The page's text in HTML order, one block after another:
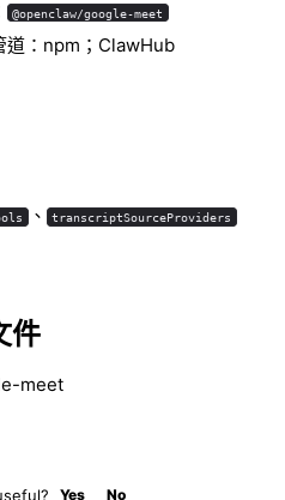
@openclaw/google-meet
道：npm；ClawHub
、 transcriptSourceProviders
件
meet
Yes No